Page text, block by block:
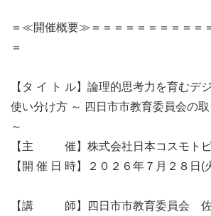
＝≪開催概要≫＝＝＝＝＝＝＝＝＝＝
＝
【タ イ ト ル】論理的思考力を育むデ
使い分け方 ～ 四日市市教育委員会の
～
【主   　　催】株式会社日本コスモト
【開 催 日 時】２０２６年７月２８日(
【講　   　師】四日市市教育委員会